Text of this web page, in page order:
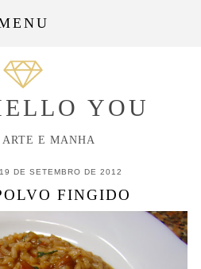
YOU
E MANHA
DE SETEMBRO DE 2012
FINGIDO